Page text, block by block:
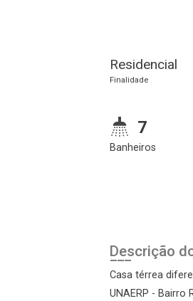
Residencial
Finalidade
7
Banheiros
Descrição
Casa térrea
UNAERP - Bairro